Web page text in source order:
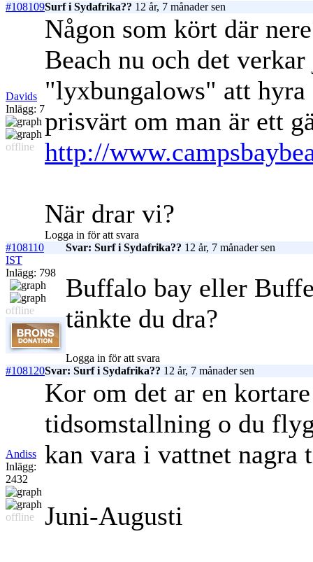
#108109Surf i Sydafrika?? 12 år, 7 månader sen
Davids
Inlägg: 7
offline
Någon som kört där
Beach nu och det
"lyxbungalows" att
prisvärt om man är ett
http://
När drar vi?
Logga in för att svara
#108110
Svar: Surf i Sydafrika?? 12 år, 7 månader sen
IST
Inlägg: 798
offline
Buffalo bay eller
tänkte du dra?
Logga in för att svara
#108120Svar: Surf i Sydafrika?? 12 år, 7 månader sen
Andiss
Inlägg:
2432
offline
Kor om det ar en
tidsomstallning o du
kan vara i vattnet
Juni-Augusti